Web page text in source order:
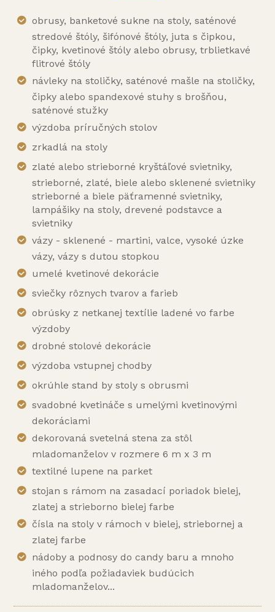
obrusy, banketové sukne na stoly, saténové
stredové štóly, šifónové štóly, juta s čipkou,
čipky, kvetinové štóly alebo obrusy, trblietkavé
flitrové štóly
návleky na stoličky, saténové mašle na stoličky,
čipky alebo spandexové stuhy s brošňou,
saténové stužky
výzdoba príručných stolov
zrkadlá na stoly
zlaté alebo strieborné kryštáľové svietniky,
strieborné, zlaté, biele alebo sklenené svietniky
strieborné a biele päťramenné svietniky,
lampášiky na stoly, drevené podstavce a
svietniky
vázy - sklenené - martini, valce, vysoké úzke
vázy, vázy s dutou stopkou
umelé kvetinové dekorácie
sviečky rôznych tvarov a farieb
obrúsky z netkanej textílie ladené vo farbe
výzdoby
drobné stolové dekorácie
výzdoba vstupnej chodby
okrúhle stand by stoly s obrusmi
svadobné kvetináče s umelými kvetinovými
dekoráciami
dekorovaná svetelná stena za stôl
mladomanželov v rozmere 6 m x 3 m
textilné lupene na parket
stojan s rámom na zasadací poriadok bielej,
zlatej a strieborno bielej farbe
čísla na stoly v rámoch v bielej, striebornej a
zlatej farbe
nádoby a podnosy do candy baru a mnoho
iného podľa požiadaviek budúcich
mladomanželov...